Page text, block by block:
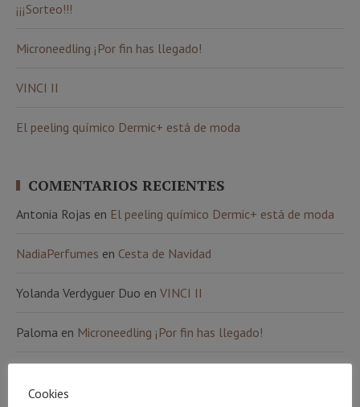
¡¡¡Sorteo!!!
Microneedling ¡Por fin has llegado!
VINCI II
El peeling químico Dermic+ está de moda
COMENTARIOS RECIENTES
Antonia Rojas en El peeling químico Dermic+ está de moda
NadiaPerfumes en Cesta de Navidad
Yolanda Verdyguer Duo en VINCI II
Paloma en Microneedling ¡Por fin has llegado!
Cookies